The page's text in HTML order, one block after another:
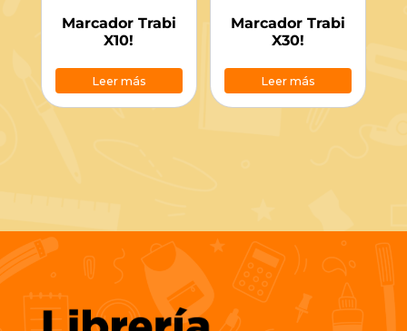
Marcador Trabi
X10!
Leer más
Marcador Trabi
X30!
Leer más